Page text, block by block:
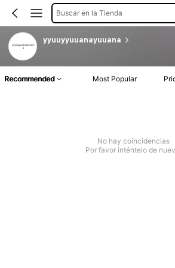
Buscar en la Tienda
yyuuyyuuanayuuana
Recommended Most Popular
No hay coincidencias
Por favor inténtelo de